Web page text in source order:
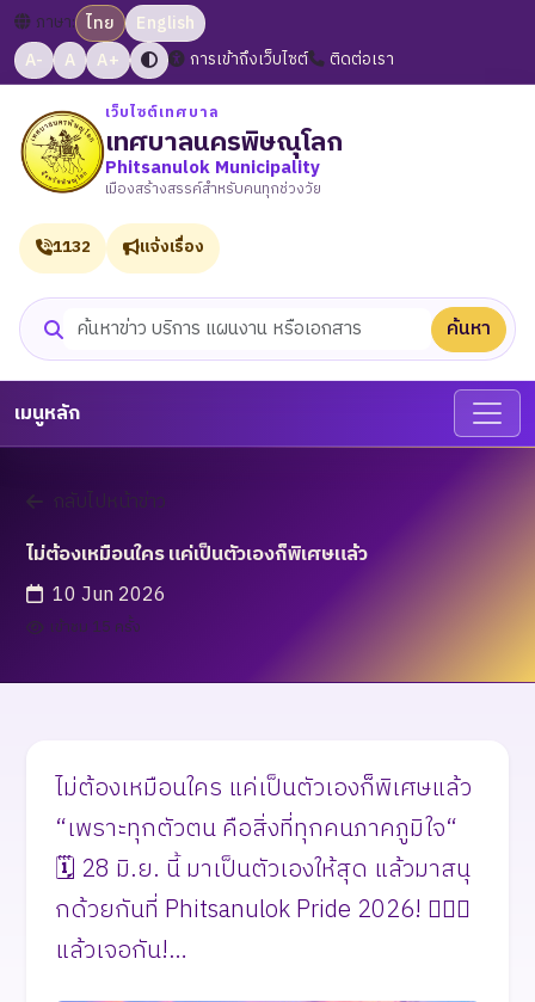
ภาษา: ไทย
English
A-
A A+ การเข้าถึงเว็บไซต์ ติดต่อเรา
เว็บไซต์เทศบาล
เทศบาลนครพิษณุโลก
Phitsanulok Municipality
เมืองสร้างสรรค์สำหรับคนทุกช่วงวัย
ค้นหาเว็บไซต์ ค้นหา
1132 แจ้งเรื่อง
เมนูหลัก
กลับไปหน้าข่าว
ไม่ต้องเหมือนใคร แค่เป็นตัวเองก็พิเศษแล้ว
10 Jun 2026
เข้าชม 15 ครั้ง
ไม่ต้องเหมือนใคร แค่เป็นตัวเองก็พิเศษแล้ว
“เพราะทุกตัวตน คือสิ่งที่ทุกคนภาคภูมิใจ“
🗓️ 28 มิ.ย. นี้ มาเป็นตัวเองให้สุด แล้วมาสนุ
กด้วยกันที่ Phitsanulok Pride 2026! 🏳️‍🌈✨
แล้วเจอกัน!…